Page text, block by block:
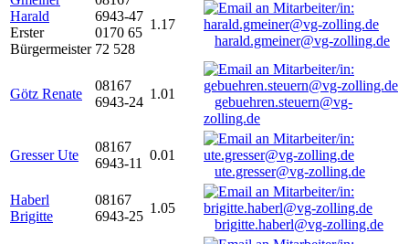
Harald
Erster
Bürgermeister
6943-47
0170 65
72 528
1.17
harald.gmeiner@vg-zolling.de
Götz Renate
08167
6943-24
1.01
gebuehren.steuern@vg-
zolling.de
Gresser Ute
08167
6943-11
0.01
ute.gresser@vg-zolling.de
Haberl
Brigitte
08167
6943-25
1.05
brigitte.haberl@vg-zolling.de